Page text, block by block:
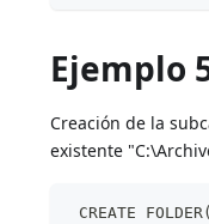
Ejemplo
Creación de la
existente
CREATE